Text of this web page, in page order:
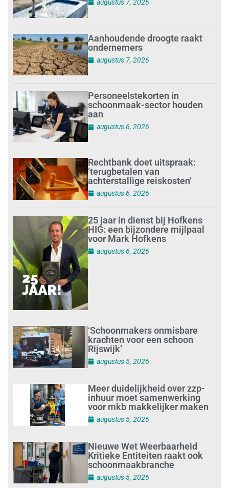
augustus 7, 2026
Aanhoudende droogte raakt
ondernemers
augustus 7, 2026
Personeelstekorten in
schoonmaak-sector houden
aan
augustus 6, 2026
Rechtbank doet uitspraak:
’terugbetalen van
achterstallige reiskosten’
augustus 6, 2026
25 jaar in dienst bij Hofkens
HIG: een bijzondere mijlpaal
voor Mark Hofkens
augustus 6, 2026
‘Schoonmakers onmisbare
krachten voor een schoon
Rijswijk’
augustus 5, 2026
Meer duidelijkheid over zzp-
inhuur moet samenwerking
voor mkb makkelijker maken
augustus 5, 2026
Nieuwe Wet Weerbaarheid
Kritieke Entiteiten raakt ook
schoonmaakbranche
augustus 5, 2026